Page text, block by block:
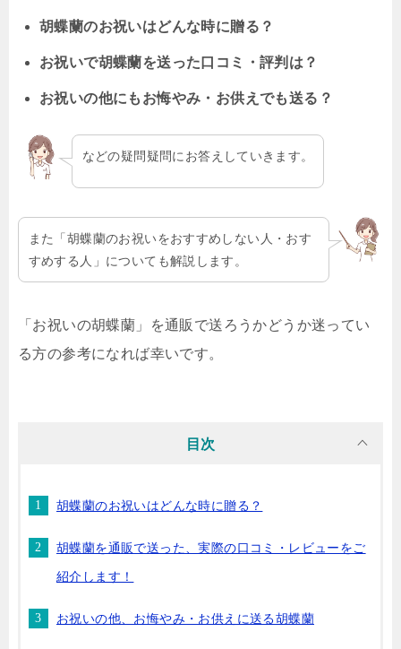
胡蝶蘭のお祝いはどんな時に贈る？
お祝いで胡蝶蘭を送った口コミ・評判は？
お祝いの他にもお悔やみ・お供えでも送る？
などの疑問疑問にお答えしていきます。
また「胡蝶蘭のお祝いをおすすめしない人・おす
すめする人」についても解説します。
「お祝いの胡蝶蘭」を通販で送ろうかどうか迷ってい
る方の参考になれば幸いです。
目次
胡蝶蘭のお祝いはどんな時に贈る？
胡蝶蘭を通販で送った、実際の口コミ・レビューをご
紹介します！
お祝いの他、お悔やみ・お供えに送る胡蝶蘭